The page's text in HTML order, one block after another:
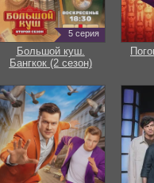
5 серия
Большой куш.
Бангкок (2 сезон)